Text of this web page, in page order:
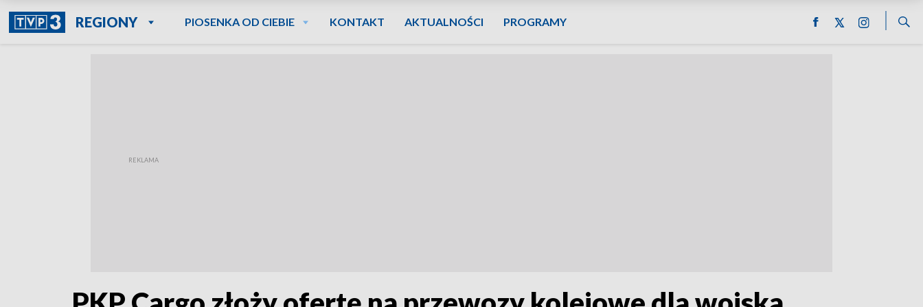
REGIONY PIOSENKA OD CIEBIE KONTAKT AKTUALNOŚCI PROGRAMY